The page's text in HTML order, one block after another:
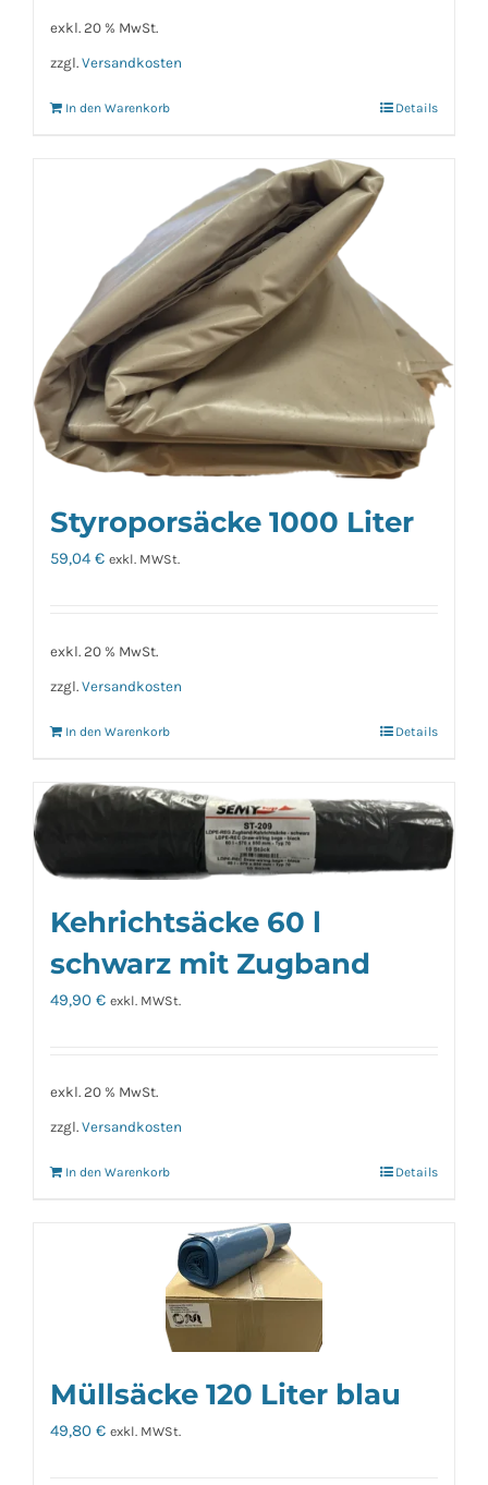
exkl. 20 % MwSt.
zzgl. Versandkosten
In den Warenkorb Details
Styroporsäcke 1000 Liter
59,04 € exkl. MWSt.
exkl. 20 % MwSt.
zzgl. Versandkosten
In den Warenkorb Details
Kehrichtsäcke 60 l
schwarz mit Zugband
49,90 € exkl. MWSt.
exkl. 20 % MwSt.
zzgl. Versandkosten
In den Warenkorb Details
Müllsäcke 120 Liter blau
49,80 € exkl. MWSt.